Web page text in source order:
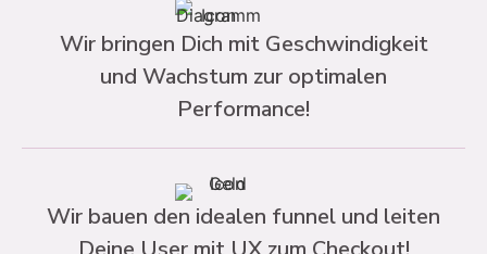
Wir bringen Dich mit Geschwindigkeit
und Wachstum zur optimalen
Performance!
Wir bauen den idealen funnel und leiten